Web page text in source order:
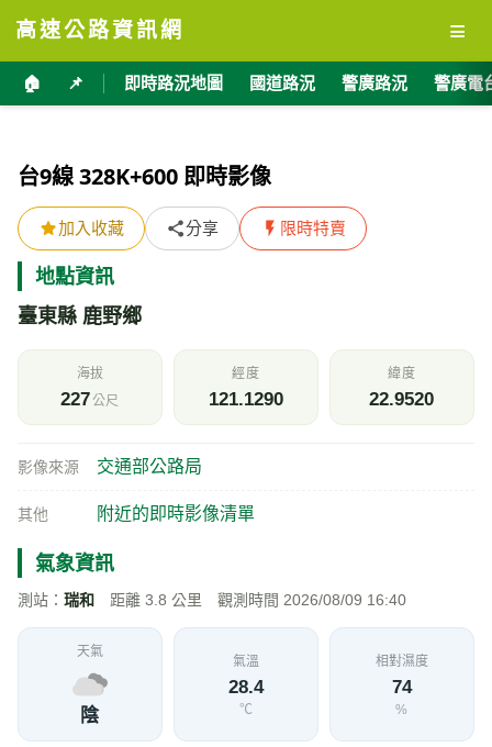
高速公路資訊網 ≡
🏠 📌 即時路況地圖 國道路況 警廣路況 警廣電
台9線 328K+600 即時影像
加入收藏
地點資訊
臺東縣 鹿野鄉
海拔
227公尺